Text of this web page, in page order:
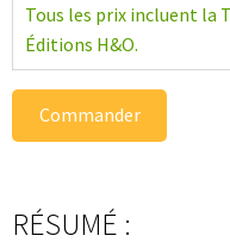
Tous les prix incluent la
Éditions H&O.
Commander
RÉSUMÉ :